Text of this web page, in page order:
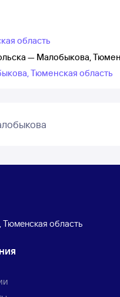
область
— Малобыкова,
Тюменская область
область